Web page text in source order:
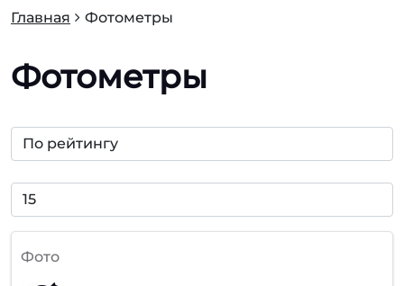
Главная Фотометры
Фотометры
Фото